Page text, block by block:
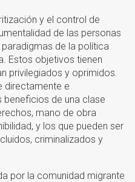
y el control de
de las personas
de la política
Estos objetivos tienen
privilegiados y oprimidos.
directamente e
de una clase
mano de obra
y los que pueden ser
criminalizados y
por la comunidad migrante